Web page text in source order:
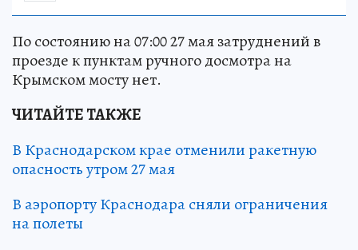
По состоянию на 07:00 27 мая затруднений в
проезде к пунктам ручного досмотра на
Крымском мосту нет.
ЧИТАЙТЕ ТАКЖЕ
В Краснодарском крае отменили ракетную
опасность утром 27 мая
В аэропорту Краснодара сняли ограничения
на полеты